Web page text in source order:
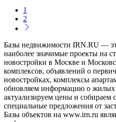
1
2
Базы недвижимости IRN.RU —
наиболее значимые проекты на
новостройки в Москве и
комплексов, объявлений о
новостройках, комплексы
обновляем информацию о жилых
актуализируем цены и собираем
специальные предложения от
Базы объектов на www.irn.ru